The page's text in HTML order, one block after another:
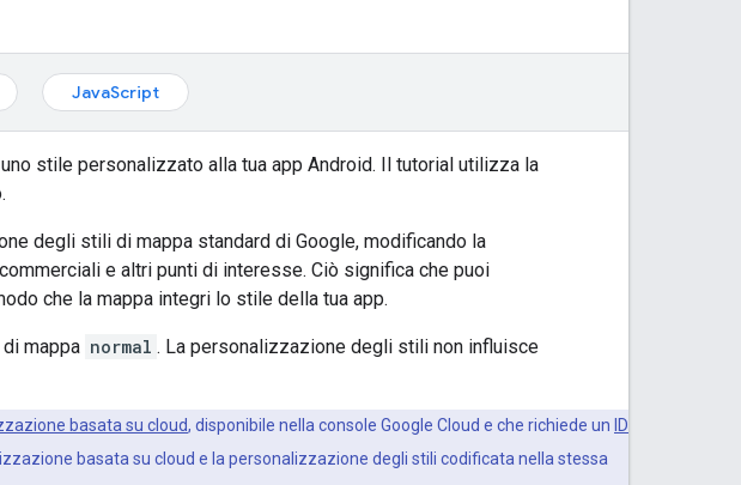
JavaScript
stile personalizzato alla tua app Android. Il tutorial utilizza la
degli stili di mappa standard di Google, modificando la
e altri punti di interesse. Ciò significa che puoi
che la mappa integri lo stile della tua app.
mappa normal . La personalizzazione degli stili non influisce
basata su cloud, disponibile nella console Google Cloud e che richiede un ID
basata su cloud e la personalizzazione degli stili codificata nella stessa